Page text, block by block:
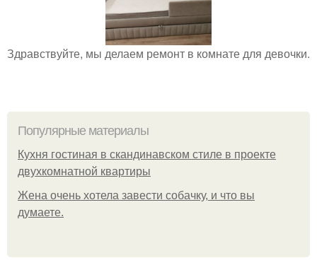
Здравствуйте, мы делаем ремонт в комнате для девочки.
Популярные материалы
Кухня гостиная в скандинавском стиле в проекте
двухкомнатной квартиры
Жена очень хотела завести собачку, и что вы
думаете.